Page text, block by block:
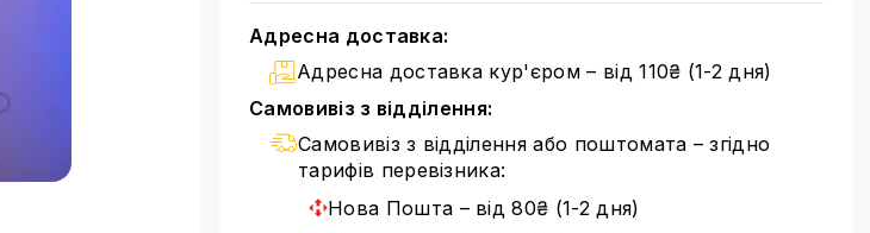
Адресна доставка:
Адресна доставка кур'єром – від 110₴ (1-2 дня)
Самовивіз з відділення:
Самовивіз з відділення або поштомата – згідно
тарифів перевізника:
Нова Пошта – від 80₴ (1-2 дня)